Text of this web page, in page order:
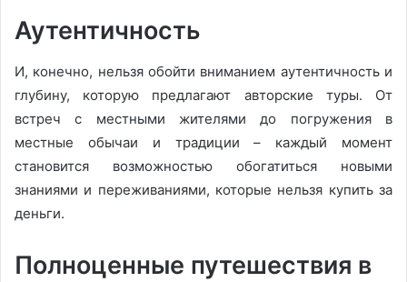
Аутентичность
И, конечно, нельзя обойти вниманием аутентичность и
глубину, которую предлагают авторские туры. От
встреч с местными жителями до погружения в
местные обычаи и традиции – каждый момент
становится возможностью обогатиться новыми
знаниями и переживаниями, которые нельзя купить за
деньги.
Полноценные путешествия в